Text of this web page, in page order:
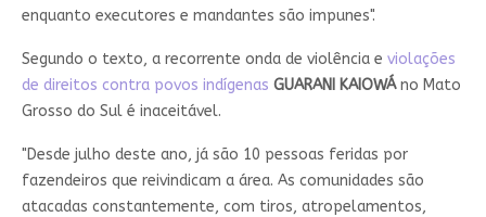
enquanto executores e mandantes são impunes".
Segundo o texto, a recorrente onda de violência e violações
de direitos contra povos indígenas GUARANI KAIOWÁno Mato
Grosso do Sul é inaceitável.
"Desde julho deste ano, já são 10 pessoas feridas por
fazendeiros que reivindicam a área. As comunidades são
atacadas constantemente, com tiros, atropelamentos,